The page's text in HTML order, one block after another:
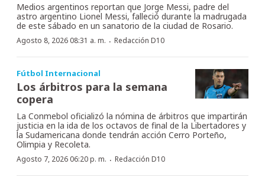
Medios argentinos reportan que Jorge Messi, padre del
astro argentino Lionel Messi, falleció durante la madrugada
de este sábado en un sanatorio de la ciudad de Rosario.
Agosto 8, 2026 08:31 a. m. · Redacción D10
Fútbol Internacional
Los árbitros para la semana
copera
La Conmebol oficializó la nómina de árbitros que impartirán
justicia en la ida de los octavos de final de la Libertadores y
la Sudamericana donde tendrán acción Cerro Porteño,
Olimpia y Recoleta.
Agosto 7, 2026 06:20 p. m. · Redacción D10